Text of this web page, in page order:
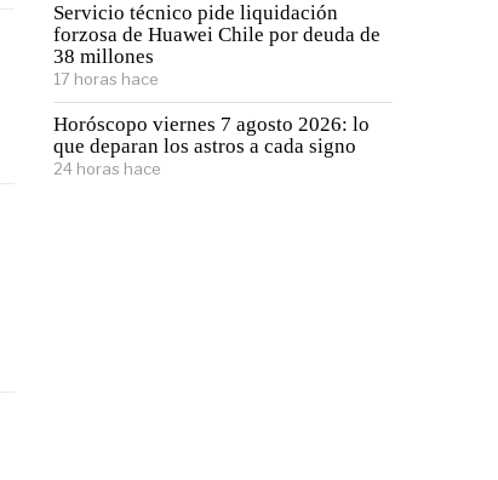
Servicio técnico pide liquidación
forzosa de Huawei Chile por deuda de
38 millones
17 horas hace
Horóscopo viernes 7 agosto 2026: lo
que deparan los astros a cada signo
24 horas hace